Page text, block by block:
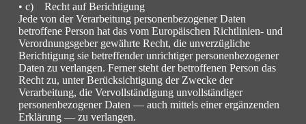
• c) Recht auf Berichtigung
Jede von der Verarbeitung personenbezogener Daten
betroffene Person hat das vom Europäischen Richtlinien- und
Verordnungsgeber gewährte Recht, die unverzügliche
Berichtigung sie betreffender unrichtiger personenbezogener
Daten zu verlangen. Ferner steht der betroffenen Person das
Recht zu, unter Berücksichtigung der Zwecke der
Verarbeitung, die Vervollständigung unvollständiger
personenbezogener Daten — auch mittels einer ergänzenden
Erklärung — zu verlangen.